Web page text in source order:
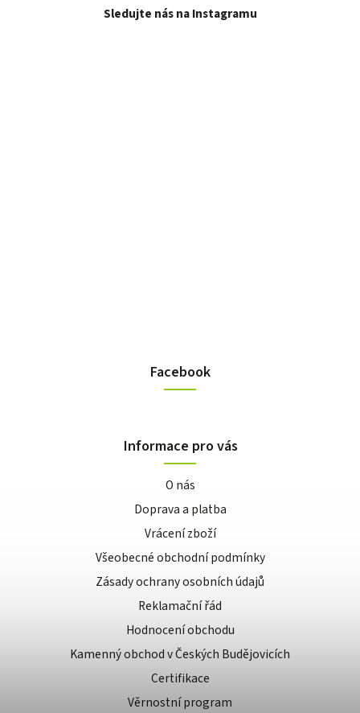
Sledujte nás na Instagramu
Facebook
Informace pro vás
O nás
Doprava a platba
Vrácení zboží
Všeobecné obchodní podmínky
Zásady ochrany osobních údajů
Reklamační řád
Hodnocení obchodu
Kamenný obchod v Českých Budějovicích
Certifikace
Věrnostní program